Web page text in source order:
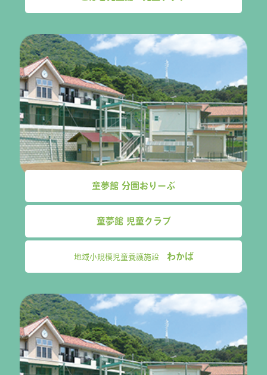
童夢館 分園おりーぶ
童夢館 児童クラブ
地域小規模児童養護施設 わかば